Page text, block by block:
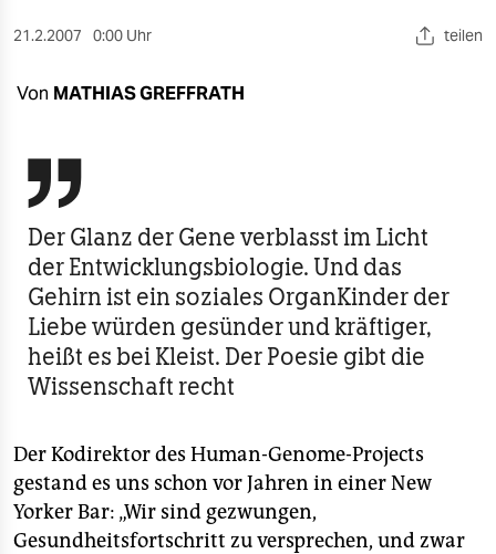
sport
verlag
veranstaltungen
shop
fragen & hilfe
unterstützen
abo
genossenschaft
21.2.2007 0:00 Uhr teilen
Von MATHIAS GREFFRATH

Der Glanz der Gene verblasst im Licht
der Entwicklungsbiologie. Und das
Gehirn ist ein soziales OrganKinder der
Liebe würden gesünder und kräftiger,
heißt es bei Kleist. Der Poesie gibt die
Wissenschaft recht
Der Kodirektor des Human-Genome-Projects
gestand es uns schon vor Jahren in einer New
Yorker Bar: „Wir sind gezwungen,
Gesundheitsfortschritt zu versprechen, und zwar